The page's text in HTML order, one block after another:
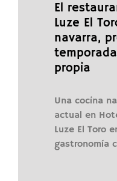
El
Luze El
navarra,
propia
Una cocina
actual en
Luze El Toro
gastronomía